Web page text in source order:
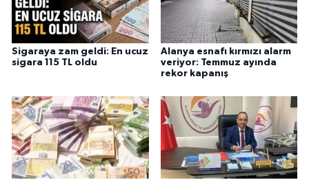
Sigaraya zam geldi: En ucuz
sigara 115 TL oldu
Alanya esnafı kırmızı alarm
veriyor: Temmuz ayında
rekor kapanış